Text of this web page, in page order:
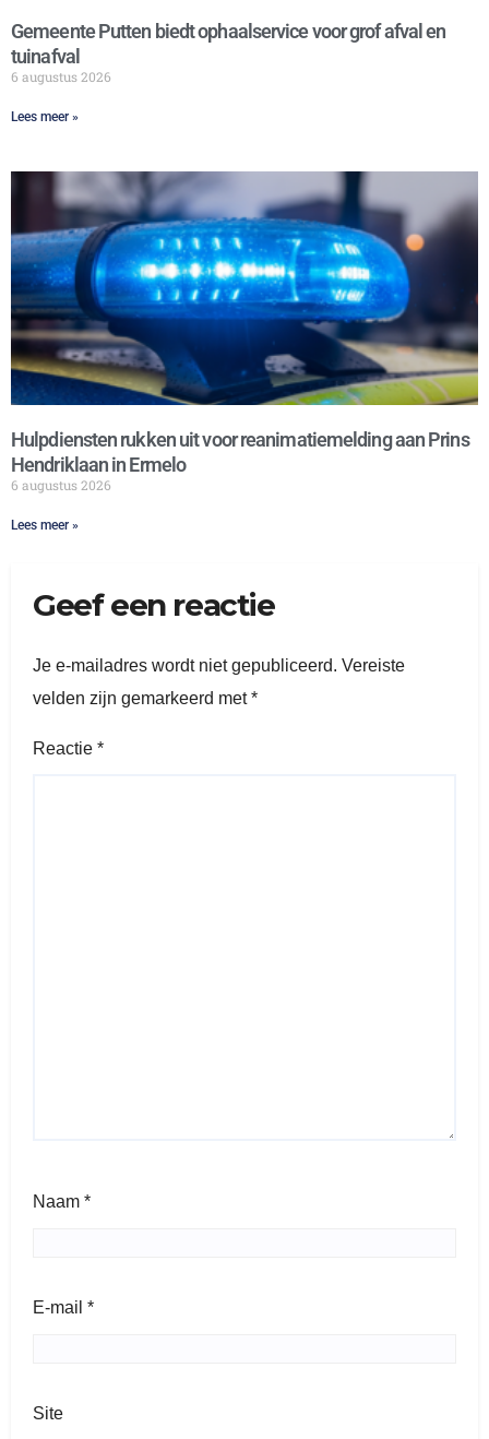
Gemeente Putten biedt ophaalservice voor grof afval en
tuinafval
6 augustus 2026
Lees meer »
Hulpdiensten rukken uit voor reanimatiemelding aan Prins
Hendriklaan in Ermelo
6 augustus 2026
Lees meer »
Geef een reactie
Je e-mailadres wordt niet gepubliceerd. Vereiste
velden zijn gemarkeerd met*
Reactie *
Naam *
E-mail *
Site